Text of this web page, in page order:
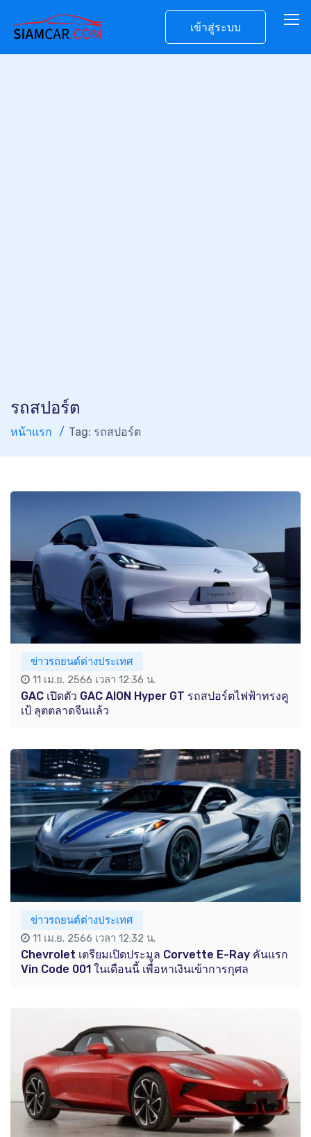
เข้าสู่ระบบ
รถสปอร์ต
หน้าแรก Tag: รถสปอร์ต
ข่าวรถยนต์ต่างประเทศ
11 เม.ย. 2566 เวลา 12:36 น.
GAC เปิดตัว GAC AION Hyper GT รถสปอร์ตไฟฟ้าทรงคู
เป้ ลุตตลาดจีนแล้ว
ข่าวรถยนต์ต่างประเทศ
11 เม.ย. 2566 เวลา 12:32 น.
Chevrolet เตรียมเปิดประมูล Corvette E-Ray คันแรก
Vin Code 001 ในเดือนนี้ เพื่อหาเงินเข้าการกุศล